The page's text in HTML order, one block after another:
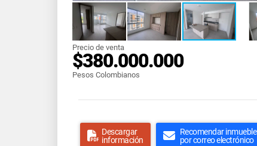
Precio de venta
$380.000.000
Pesos Colombianos
Descargar
información
Recomendar inmueble
por correo electrónico